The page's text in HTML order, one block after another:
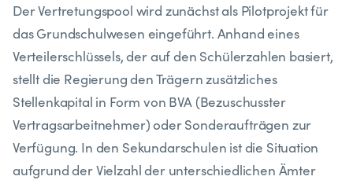
Der Vertretungspool wird zunächst als Pilotprojekt für
das Grundschulwesen eingeführt. Anhand eines
Verteilerschlüssels, der auf den Schülerzahlen basiert,
stellt die Regierung den Trägern zusätzliches
Stellenkapital in Form von BVA (Bezuschusster
Vertragsarbeitnehmer) oder Sonderaufträgen zur
Verfügung. In den Sekundarschulen ist die Situation
aufgrund der Vielzahl der unterschiedlichen Ämter